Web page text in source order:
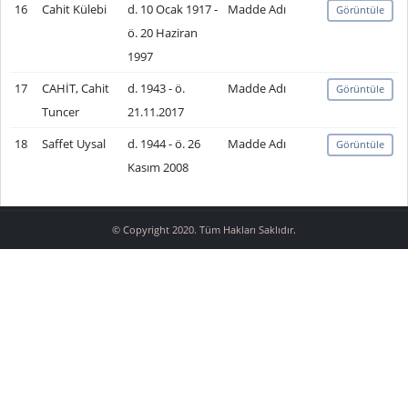
16 Cahit Külebi
d. 10 Ocak 1917 -
ö. 20 Haziran
1997
Madde Adı Görüntüle
17
CAHİT, Cahit
Tuncer
d. 1943 - ö.
21.11.2017
Madde Adı Görüntüle
18 Saffet Uysal
d. 1944 - ö. 26
Kasım 2008
Madde Adı Görüntüle
© Copyright 2020. Tüm Hakları Saklıdır.